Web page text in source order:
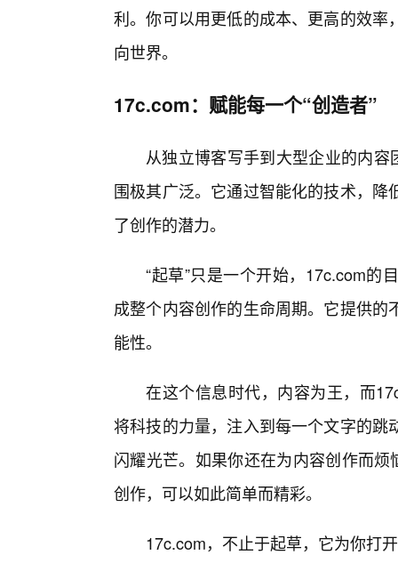
利。你可以用更低的成本、更高的效
向世界。
17c.com：赋能每一个“创造者”
从独立博客写手到大型企业的内
围极其广泛。它通过智能化的技术，
了创作的潜力。
“起草”只是一个开始，17c.com的
成整个内容创作的生命周期。它提供
能性。
在这个信息时代，内容为王，而
将科技的力量，注入到每一个文字的
闪耀光芒。如果你还在为内容创作而
创作，可以如此简单而精彩。
17c.com，不止于起草，它为你打